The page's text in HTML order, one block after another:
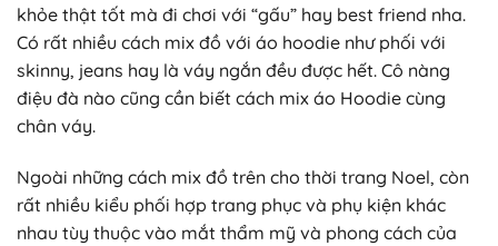
khỏe thật tốt mà đi chơi với “gấu” hay best friend nha.
Có rất nhiều cách mix đồ với áo hoodie như phối với
skinny, jeans hay là váy ngắn đều được hết. Cô nàng
điệu đà nào cũng cần biết cách mix áo Hoodie cùng
chân váy.
Ngoài những cách mix đồ trên cho thời trang Noel, còn
rất nhiều kiểu phối hợp trang phục và phụ kiện khác
nhau tùy thuộc vào mắt thẩm mỹ và phong cách của